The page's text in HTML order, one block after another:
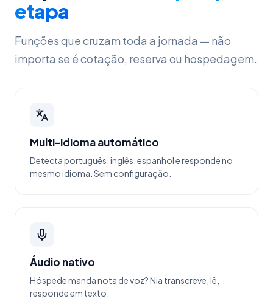
etapa
Funções que cruzam toda a jornada — não
importa se é cotação, reserva ou hospedagem.
Multi-idioma automático
Detecta português, inglês, espanhol e responde no
mesmo idioma. Sem configuração.
Áudio nativo
Hóspede manda nota de voz? Nia transcreve, lê,
responde em texto.